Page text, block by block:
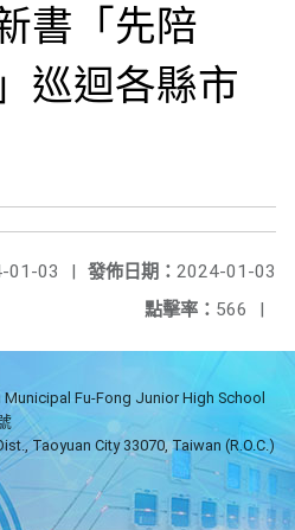
書「先陪
巡迴各縣市
發佈日期： 2024-01-03
01-03
|
點擊率： 566 |
Fu-Fong Junior High School
Taoyuan City 33070, Taiwan (R.O.C.)